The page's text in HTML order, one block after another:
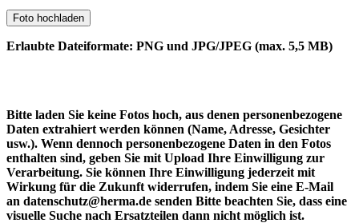
Foto hochladen
Erlaubte Dateiformate: PNG und JPG/JPEG (max. 5,5 MB)
Bitte laden Sie keine Fotos hoch, aus denen personenbezogene
Daten extrahiert werden können (Name, Adresse, Gesichter
usw.). Wenn dennoch personenbezogene Daten in den Fotos
enthalten sind, geben Sie mit Upload Ihre Einwilligung zur
Verarbeitung. Sie können Ihre Einwilligung jederzeit mit
Wirkung für die Zukunft widerrufen, indem Sie eine E-Mail
an datenschutz@herma.de senden Bitte beachten Sie, dass eine
visuelle Suche nach Ersatzteilen dann nicht möglich ist.